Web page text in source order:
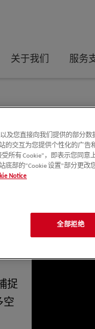
关于我们 服务
捉
空
及您直接向我们提供的部分
的交互为您提供个性化的广告
所有 Cookie”，即表示您同
部的“Cookie 设置”部分更改
Notice
全部拒绝